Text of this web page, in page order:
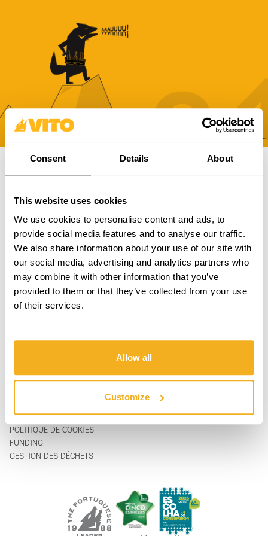
Consent Details About
This website uses cookies
We use cookies to personalise content and ads, to
provide social media features and to analyse our traffic.
We also share information about your use of our site with
our social media, advertising and analytics partners who
may combine it with other information that you’ve
provided to them or that they’ve collected from your use
of their services.
Allow all
Customize
PRODUITS
ASSISTANCE & SERVICE
OÙ ACHETER
FAQ
CONTACTS
FORMULAIRE DE CONTACT
POLITIQUE DE CONFIDENTIALITÉ
POLITIQUE DE COOKIES
FUNDING
GESTION DES DÉCHETS
Devenez plus BRAVE, chaque jour. Soyez au courant des
dernières nouvelles, promotions et campagnes de VITO.
S'ABONNER